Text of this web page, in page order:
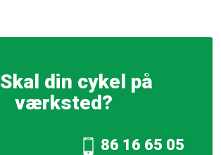
Skal din cykel på
værksted?
86 16 65 05​